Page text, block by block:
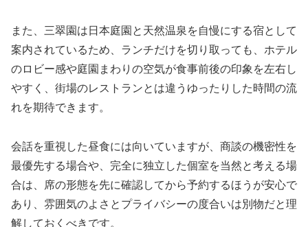
また、三翠園は日本庭園と天然温泉を自慢にする宿として
案内されているため、ランチだけを切り取っても、ホテル
のロビー感や庭園まわりの空気が食事前後の印象を左右し
やすく、街場のレストランとは違うゆったりした時間の流
れを期待できます。
会話を重視した昼食には向いていますが、商談の機密性を
最優先する場合や、完全に独立した個室を当然と考える場
合は、席の形態を先に確認してから予約するほうが安心で
あり、雰囲気のよさとプライバシーの度合いは別物だと理
解しておくべきです。